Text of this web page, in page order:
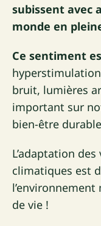
subissent avec
monde en
Ce sentiment
bruit, lumières
important sur
bien-être
L’adaptation
climatiques est
de vie !